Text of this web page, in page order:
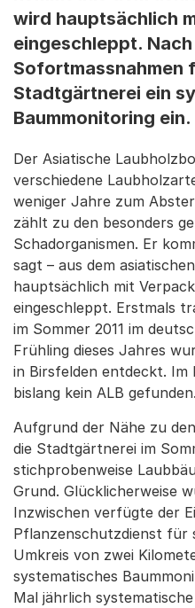
wird hauptsächlich
eingeschleppt.
Sofortmassnahmen
Stadtgärtnerei ein
Baummonitoring ein.
Der Asiatische
verschiedene
weniger Jahre zum
zählt zu den besonders
Schadorganismen. Er
sagt – aus dem
hauptsächlich mit
eingeschleppt. Erstmals
im Sommer 2011 im
Frühling dieses Jahres
in Birsfelden entdeckt.
bislang kein ALB gefunden.
Aufgrund der Nähe zu
die Stadtgärtnerei im
stichprobenweise
Grund. Glücklicherweise
Inzwischen verfügte der
Pflanzenschutzdienst für
Umkreis von zwei
systematisches
Mal jährlich